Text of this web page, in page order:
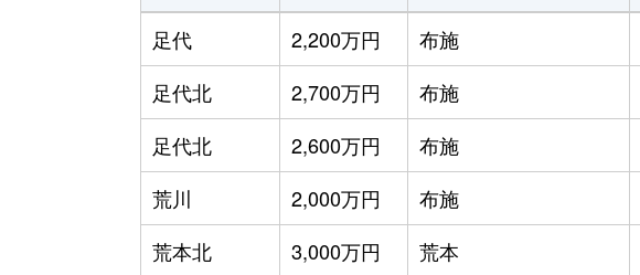
足代
2,200万円 布施
足代北
2,700万円 布施
足代北
2,600万円 布施
荒川
2,000万円 布施
荒本北
3,000万円 荒本